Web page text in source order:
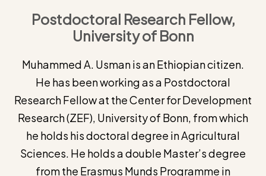
Postdoctoral Research Fellow,
University of Bonn
Muhammed A. Usman is an Ethiopian citizen.
He has been working as a Postdoctoral
Research Fellow at the Center for Development
Research (ZEF), University of Bonn, from which
he holds his doctoral degree in Agricultural
Sciences. He holds a double Master’s degree
from the Erasmus Munds Programme in